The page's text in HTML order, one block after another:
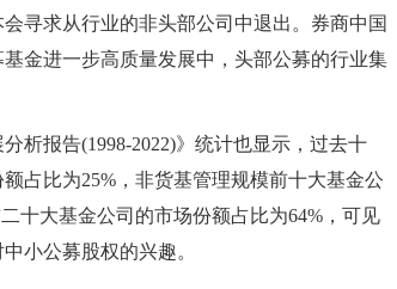
寻求从行业的非头部公司中退出。券商中国
金进一步高质量发展中，头部公募的行业集
析报告(1998-2022)》统计也显示，过去十
占比为25%，非货基管理规模前十大基金公
十大基金公司的市场份额占比为64%，可见
小公募股权的兴趣。